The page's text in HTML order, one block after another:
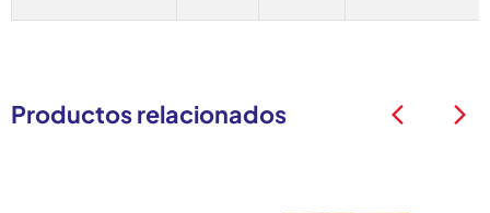
Productos relacionados arrow_back_ios arrow_back_ios